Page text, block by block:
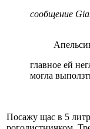
сообщение
главное ей
могла
Посажу щас в 5